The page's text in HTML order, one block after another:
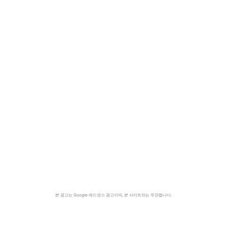
본 광고는 Google 애드센스 광고이며, 본 사이트와는 무관합니다.